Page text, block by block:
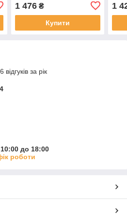
1 476₴
Купити
1
за рік
до 18:00
роботи